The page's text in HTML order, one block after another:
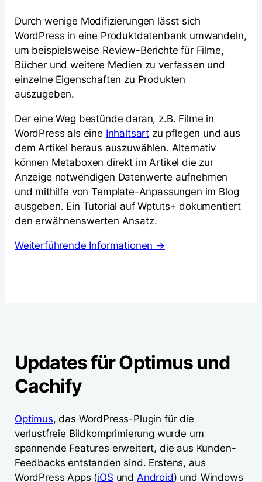
Durch wenige Modifizierungen lässt sich
WordPress in eine Produktdatenbank umwandeln,
um beispielsweise Review-Berichte für Filme,
Bücher und weitere Medien zu verfassen und
einzelne Eigenschaften zu Produkten
auszugeben.
Der eine Weg bestünde daran, z.B. Filme in
WordPress als eine Inhaltsart zu pflegen und aus
dem Artikel heraus auszuwählen. Alternativ
können Metaboxen direkt im Artikel die zur
Anzeige notwendigen Datenwerte aufnehmen
und mithilfe von Template-Anpassungen im Blog
ausgeben. Ein Tutorial auf Wptuts+ dokumentiert
den erwähnenswerten Ansatz.
Weiterführende Informationen →
Updates für Optimus und
Cachify
Optimus, das WordPress-Plugin für die
verlustfreie Bildkomprimierung wurde um
spannende Features erweitert, die aus Kunden-
Feedbacks entstanden sind. Erstens, aus
WordPress Apps (iOS und Android) und Windows